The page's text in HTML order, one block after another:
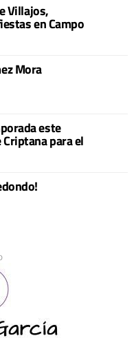
Villajos,
en Campo
Mora
este
para el